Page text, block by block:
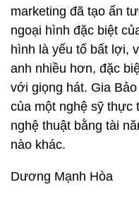
marketing đã tạo ấn
ngoại hình đặc biệt
hình là yếu tố bất lợi,
anh nhiều hơn, đặc
với giọng hát. Gia
của một nghệ sỹ thực
nghệ thuật bằng tài
nào khác.
Dương Mạnh Hòa